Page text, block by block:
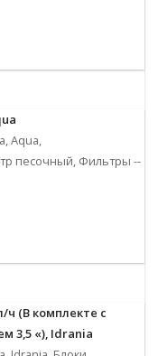
Aqua,
песочный, Фильтры --
ч (В комплекте с
3,5 «), Idrania